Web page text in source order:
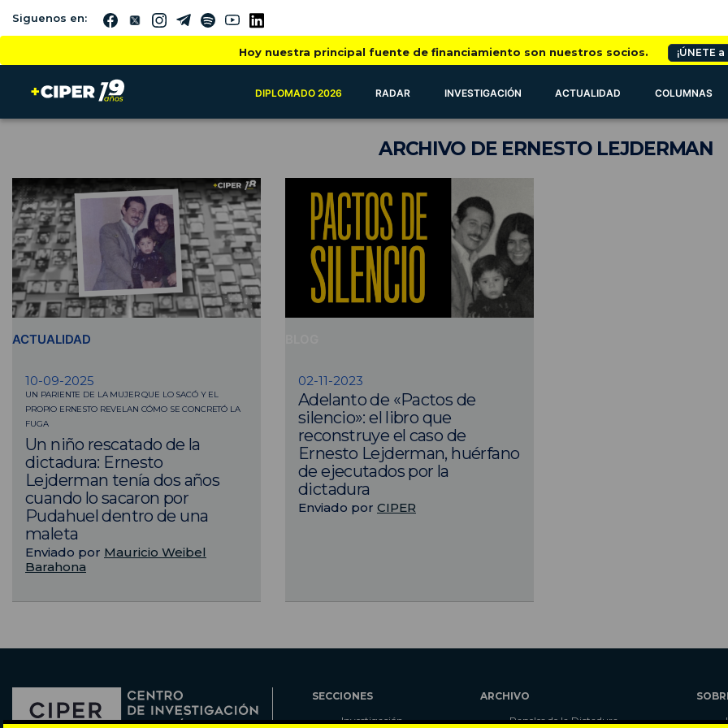
Siguenos en:
Hoy nuestra principal fuente de financiamiento son nuestros socios. ¡ÚNETE
DIPLOMADO 2026 RADAR INVESTIGACIÓN ACTUALIDAD COLUMNAS
ARCHIVODE ERNESTO LEJDERMAN
ACTUALIDAD
10-09-2025
UN PARIENTE DE LA MUJER QUE LO SACÓ Y EL
PROPIO ERNESTO REVELAN CÓMO SE CONCRETÓ LA
FUGA
Un niño rescatado de la
dictadura: Ernesto
Lejderman tenía dos años
cuando lo sacaron por
Pudahuel dentro de una
maleta
Enviado por Mauricio Weibel
Barahona
02-11-2023
Adelanto de «Pactos de
silencio»: el libro que
reconstruye el caso de
Ernesto Lejderman, huérfano
de ejecutados por la
dictadura
Enviado por CIPER
SECCIONES
Investigación
ARCHIVO
Papeles de la Dictadura